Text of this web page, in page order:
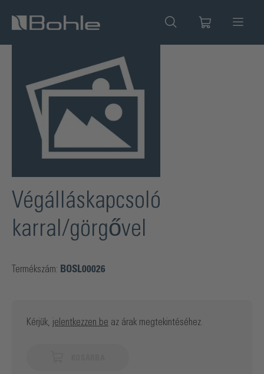
Végálláskapcsoló
karral/görgővel
Termékszám: BOSL00026
Kérjük, jelentkezzen be az árak megtekintéséhez.